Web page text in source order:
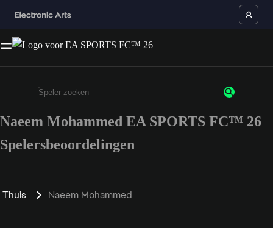
Enter a minimum of 3 characters or numbers
Naeem Mohammed EA SPORTS FC™ 26
Spelersbeoordelingen
Thuis Naeem Mohammed